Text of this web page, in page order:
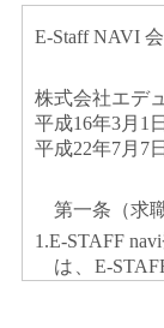
E-Staff NAVI
株式会社エデ
平成16年3月1
平成22年7月7
第一条（求職
1.E-STAFF
は、E-
ます）及